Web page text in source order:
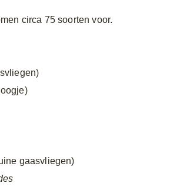
circa 75 soorten voor.
gaasvliegen)